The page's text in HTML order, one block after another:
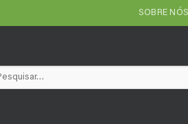
SOBRE NÓS